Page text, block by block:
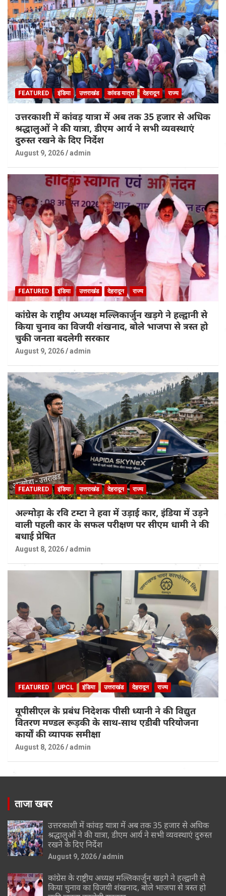
FEATURED इंडिया उत्तराखंड कांवड यात्रा देहरादून राज्य
उत्तरकाशी में कांवड़ यात्रा में अब तक 35 हजार से अधिक
श्रद्धालुओं ने की यात्रा, डीएम आर्य ने सभी व्यवस्थाएं
दुरुस्त रखने के दिए निर्देश
August 9, 2026 admin
FEATURED इंडिया उत्तराखंड देहरादून राज्य
कांग्रेस के राष्ट्रीय अध्यक्ष मल्लिकार्जुन खड़गे ने हल्द्वानी से
किया चुनाव का विजयी शंखनाद, बोले भाजपा से त्रस्त हो
चुकी जनता बदलेगी सरकार
August 9, 2026 admin
FEATURED इंडिया उत्तराखंड देहरादून राज्य
अल्मोड़ा के रवि टम्टा ने हवा में उड़ाई कार, इंडिया में उड़ने
वाली पहली कार के सफल परीक्षण पर सीएम धामी ने की
बधाई प्रेषित
August 8, 2026 admin
FEATURED UPCL इंडिया उत्तराखंड देहरादून राज्य
यूपीसीएल के प्रबंध निदेशक पीसी ध्यानी ने की विद्युत
वितरण मण्डल रूड़की के साथ-साथ एडीबी परियोजना
कार्यों की व्यापक समीक्षा
August 8, 2026 admin
ताजा खबर
उत्तरकाशी में कांवड़ यात्रा में अब तक 35 हजार से अधिक
श्रद्धालुओं ने की यात्रा, डीएम आर्य ने सभी व्यवस्थाएं दुरुस्त
रखने के दिए निर्देश
August 9, 2026 admin
कांग्रेस के राष्ट्रीय अध्यक्ष मल्लिकार्जुन खड़गे ने हल्द्वानी से
किया चुनाव का विजयी शंखनाद, बोले भाजपा से त्रस्त हो